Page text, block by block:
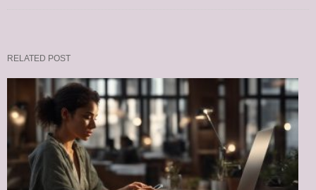
RELATED POST